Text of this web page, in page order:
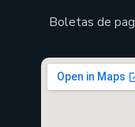
Boletas de